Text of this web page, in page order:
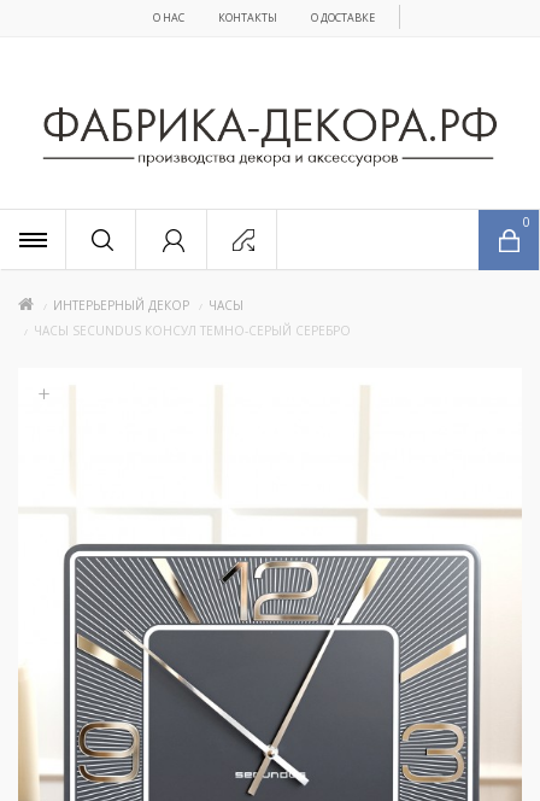
О НАС КОНТАКТЫ О ДОСТАВКЕ
0
ИНТЕРЬЕРНЫЙ ДЕКОР
ЧАСЫ
ЧАСЫ SECUNDUS КОНСУЛ ТЕМНО-СЕРЫЙ СЕРЕБРО
+